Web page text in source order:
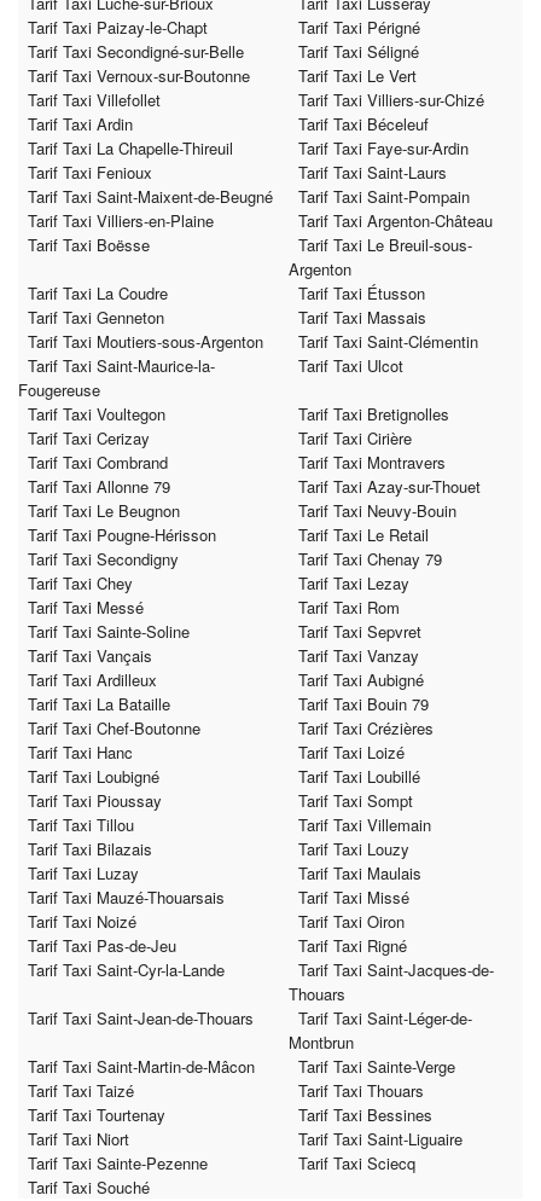
Tarif Taxi Paizay-le-Chapt
Tarif Taxi Périgné
Tarif Taxi Secondigné-sur-Belle
Tarif Taxi Séligné
Tarif Taxi Vernoux-sur-Boutonne
Tarif Taxi Le Vert
Tarif Taxi Villefollet
Tarif Taxi Villiers-sur-Chizé
Tarif Taxi Ardin
Tarif Taxi Béceleuf
Tarif Taxi La Chapelle-Thireuil
Tarif Taxi Faye-sur-Ardin
Tarif Taxi Fenioux
Tarif Taxi Saint-Laurs
Tarif Taxi Saint-Maixent-de-Beugné
Tarif Taxi Saint-Pompain
Tarif Taxi Villiers-en-Plaine
Tarif Taxi Argenton-Château
Tarif Taxi Boësse
Tarif Taxi Le Breuil-sous-
Argenton
Tarif Taxi La Coudre
Tarif Taxi Étusson
Tarif Taxi Genneton
Tarif Taxi Massais
Tarif Taxi Moutiers-sous-Argenton
Tarif Taxi Saint-Clémentin
Tarif Taxi Saint-Maurice-la-
Fougereuse
Tarif Taxi Ulcot
Tarif Taxi Voultegon
Tarif Taxi Bretignolles
Tarif Taxi Cerizay
Tarif Taxi Cirière
Tarif Taxi Combrand
Tarif Taxi Montravers
Tarif Taxi Allonne 79
Tarif Taxi Azay-sur-Thouet
Tarif Taxi Le Beugnon
Tarif Taxi Neuvy-Bouin
Tarif Taxi Pougne-Hérisson
Tarif Taxi Le Retail
Tarif Taxi Secondigny
Tarif Taxi Chenay 79
Tarif Taxi Chey
Tarif Taxi Lezay
Tarif Taxi Messé
Tarif Taxi Rom
Tarif Taxi Sainte-Soline
Tarif Taxi Sepvret
Tarif Taxi Vançais
Tarif Taxi Vanzay
Tarif Taxi Ardilleux
Tarif Taxi Aubigné
Tarif Taxi La Bataille
Tarif Taxi Bouin 79
Tarif Taxi Chef-Boutonne
Tarif Taxi Crézières
Tarif Taxi Hanc
Tarif Taxi Loizé
Tarif Taxi Loubigné
Tarif Taxi Loubillé
Tarif Taxi Pioussay
Tarif Taxi Sompt
Tarif Taxi Tillou
Tarif Taxi Villemain
Tarif Taxi Bilazais
Tarif Taxi Louzy
Tarif Taxi Luzay
Tarif Taxi Maulais
Tarif Taxi Mauzé-Thouarsais
Tarif Taxi Missé
Tarif Taxi Noizé
Tarif Taxi Oiron
Tarif Taxi Pas-de-Jeu
Tarif Taxi Rigné
Tarif Taxi Saint-Cyr-la-Lande
Tarif Taxi Saint-Jacques-de-
Thouars
Tarif Taxi Saint-Jean-de-Thouars
Tarif Taxi Saint-Léger-de-
Montbrun
Tarif Taxi Saint-Martin-de-Mâcon
Tarif Taxi Sainte-Verge
Tarif Taxi Taizé
Tarif Taxi Thouars
Tarif Taxi Tourtenay
Tarif Taxi Bessines
Tarif Taxi Niort
Tarif Taxi Saint-Liguaire
Tarif Taxi Sainte-Pezenne
Tarif Taxi Sciecq
Tarif Taxi Souché